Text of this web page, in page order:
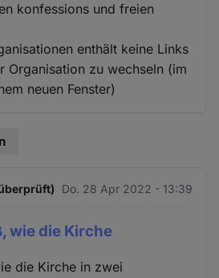
konfessions und freien
enthält keine Links
Organisation zu wechseln (im
neuen Fenster)
Do. 28 Apr 2022 - 13:39
wie die Kirche
die Kirche in zwei